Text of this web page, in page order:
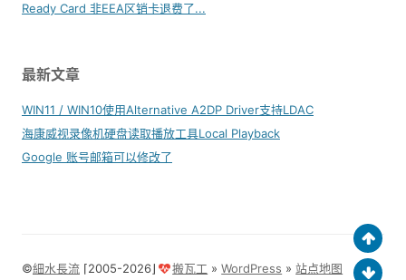
Ready Card 非EEA区销卡退费了...
最新文章
WIN11 / WIN10使用Alternative A2DP Driver支持LDAC
海康威视录像机硬盘读取播放工具Local Playback
Google 账号邮箱可以修改了
©細水長流 ⌈2005-2026⌋ 搬瓦工 »WordPress »站点地图